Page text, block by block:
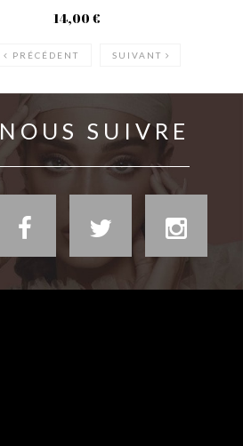
14,00 €
PRÉCÉDENT SUIVANT
NOUS SUIVRE